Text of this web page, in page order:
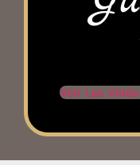
Voir Les